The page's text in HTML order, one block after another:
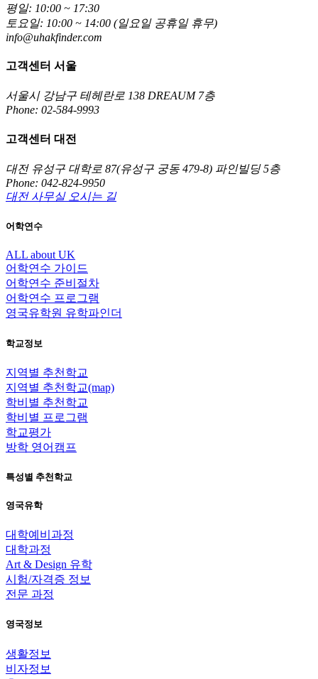
평일: 10:00 ~ 17:30
토요일: 10:00 ~ 14:00 (일요일 공휴일 휴무)
info@uhakfinder.com
고객센터 서울
서울시 강남구 테헤란로 138 DREAUM 7층
Phone: 02-584-9993
고객센터 대전
대전 유성구 대학로 87(유성구 궁동 479-8) 파인빌딩 5층
Phone: 042-824-9950
대전 사무실 오시는 길
어학연수
ALL about UK
어학연수 가이드
어학연수 준비절차
어학연수 프로그램
영국유학원 유학파인더
학교정보
지역별 추천학교
지역별 추천학교(map)
학비별 추천학교
학비별 프로그램
학교평가
방학 영어캠프
특성별 추천학교
영국유학
대학예비과정
대학과정
Art & Design 유학
시험/자격증 정보
전문 과정
영국정보
생활정보
비자정보